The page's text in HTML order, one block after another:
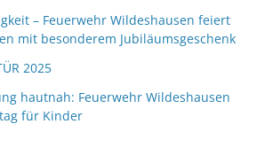
– Feuerwehr Wildeshausen feiert
mit besonderem Jubiläumsgeschenk
2025
hautnah: Feuerwehr Wildeshausen
für Kinder